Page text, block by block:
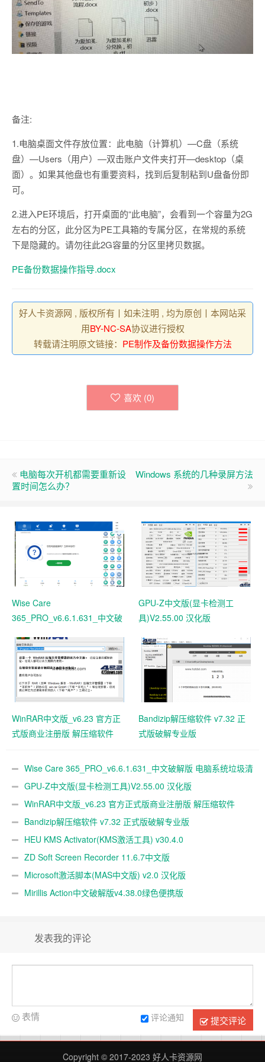
备注:
1.电脑桌面文件存放位置：此电脑（计算机）—C盘（系统
盘）—Users（用户）—双击账户文件夹打开—desktop（桌
面）。如果其他盘也有重要资料，找到后复制粘到U盘备份即
可。
2.进入PE环境后，打开桌面的“此电脑”，会看到一个容量为2G
左右的分区，此分区为PE工具箱的专属分区，在常规的系统
下是隐藏的。请勿往此2G容量的分区里拷贝数据。
PE备份数据操作指导.docx
好人卡资源网 , 版权所有丨如未注明 , 均为原创丨本网站采
用BY-NC-SA协议进行授权
转载请注明原文链接： PE制作及备份数据操作方法
喜欢 (0)
电脑每次开机都需要重新设
置时间怎么办？
Windows 系统的几种录屏方法
Wise Care
365_PRO_v6.6.1.631_中文破
GPU-Z中文版(显卡检测工
具)V2.55.00 汉化版
WinRAR中文版_v6.23 官方正
式版商业注册版 解压缩软件
Bandizip解压缩软件 v7.32 正
式版破解专业版
Wise Care 365_PRO_v6.6.1.631_中文破解版 电脑系统垃圾清
理软件GPU-Z中文版(显卡检测工具)V2.55.00 汉化版
WinRAR中文版_v6.23 官方正式版商业注册版 解压缩软件
Bandizip解压缩软件 v7.32 正式版破解专业版
HEU KMS Activator(KMS激活工具) v30.4.0
ZD Soft Screen Recorder 11.6.7中文版
Microsoft激活脚本(MAS中文版) v2.0 汉化版
Mirillis Action中文破解版v4.38.0绿色便携版
发表我的评论
提交评论
评论通知
表情
Copyright © 2017-2023 好人卡资源网